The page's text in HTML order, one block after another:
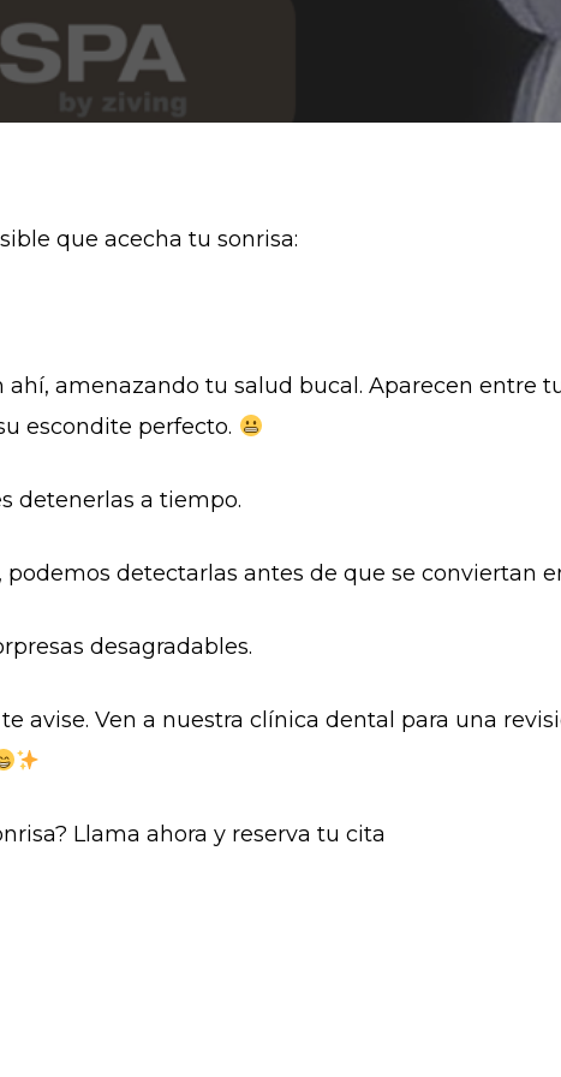
que acecha tu sonrisa:
ahí, amenazando tu salud bucal. Aparecen entre
escondite perfecto.
detenerlas a tiempo.
podemos detectarlas antes de que se conviertan
desagradables.
avise. Ven a nuestra clínica dental para una
Llama ahora y reserva tu cita